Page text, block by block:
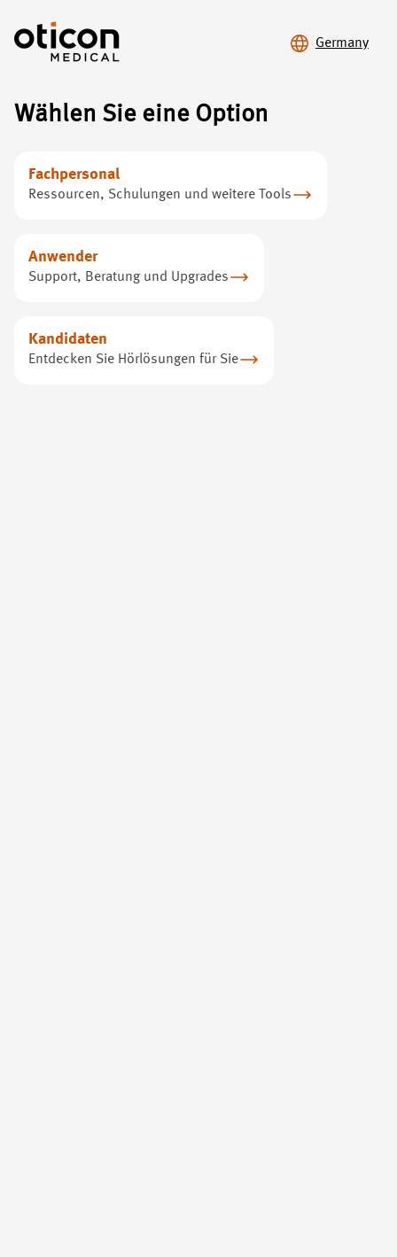
Sentio System
Feel it to believe it
Hörerlebnis
Germany
Wählen Sie eine Option
Fachpersonal
Ressourcen, Schulungen und weitere Tools
Anwender
Support, Beratung und Upgrades
Kandidaten
Entdecken Sie Hörlösungen für Sie